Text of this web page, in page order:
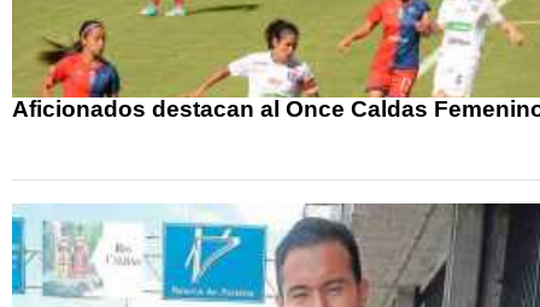
Aficionados destacan al Once Caldas